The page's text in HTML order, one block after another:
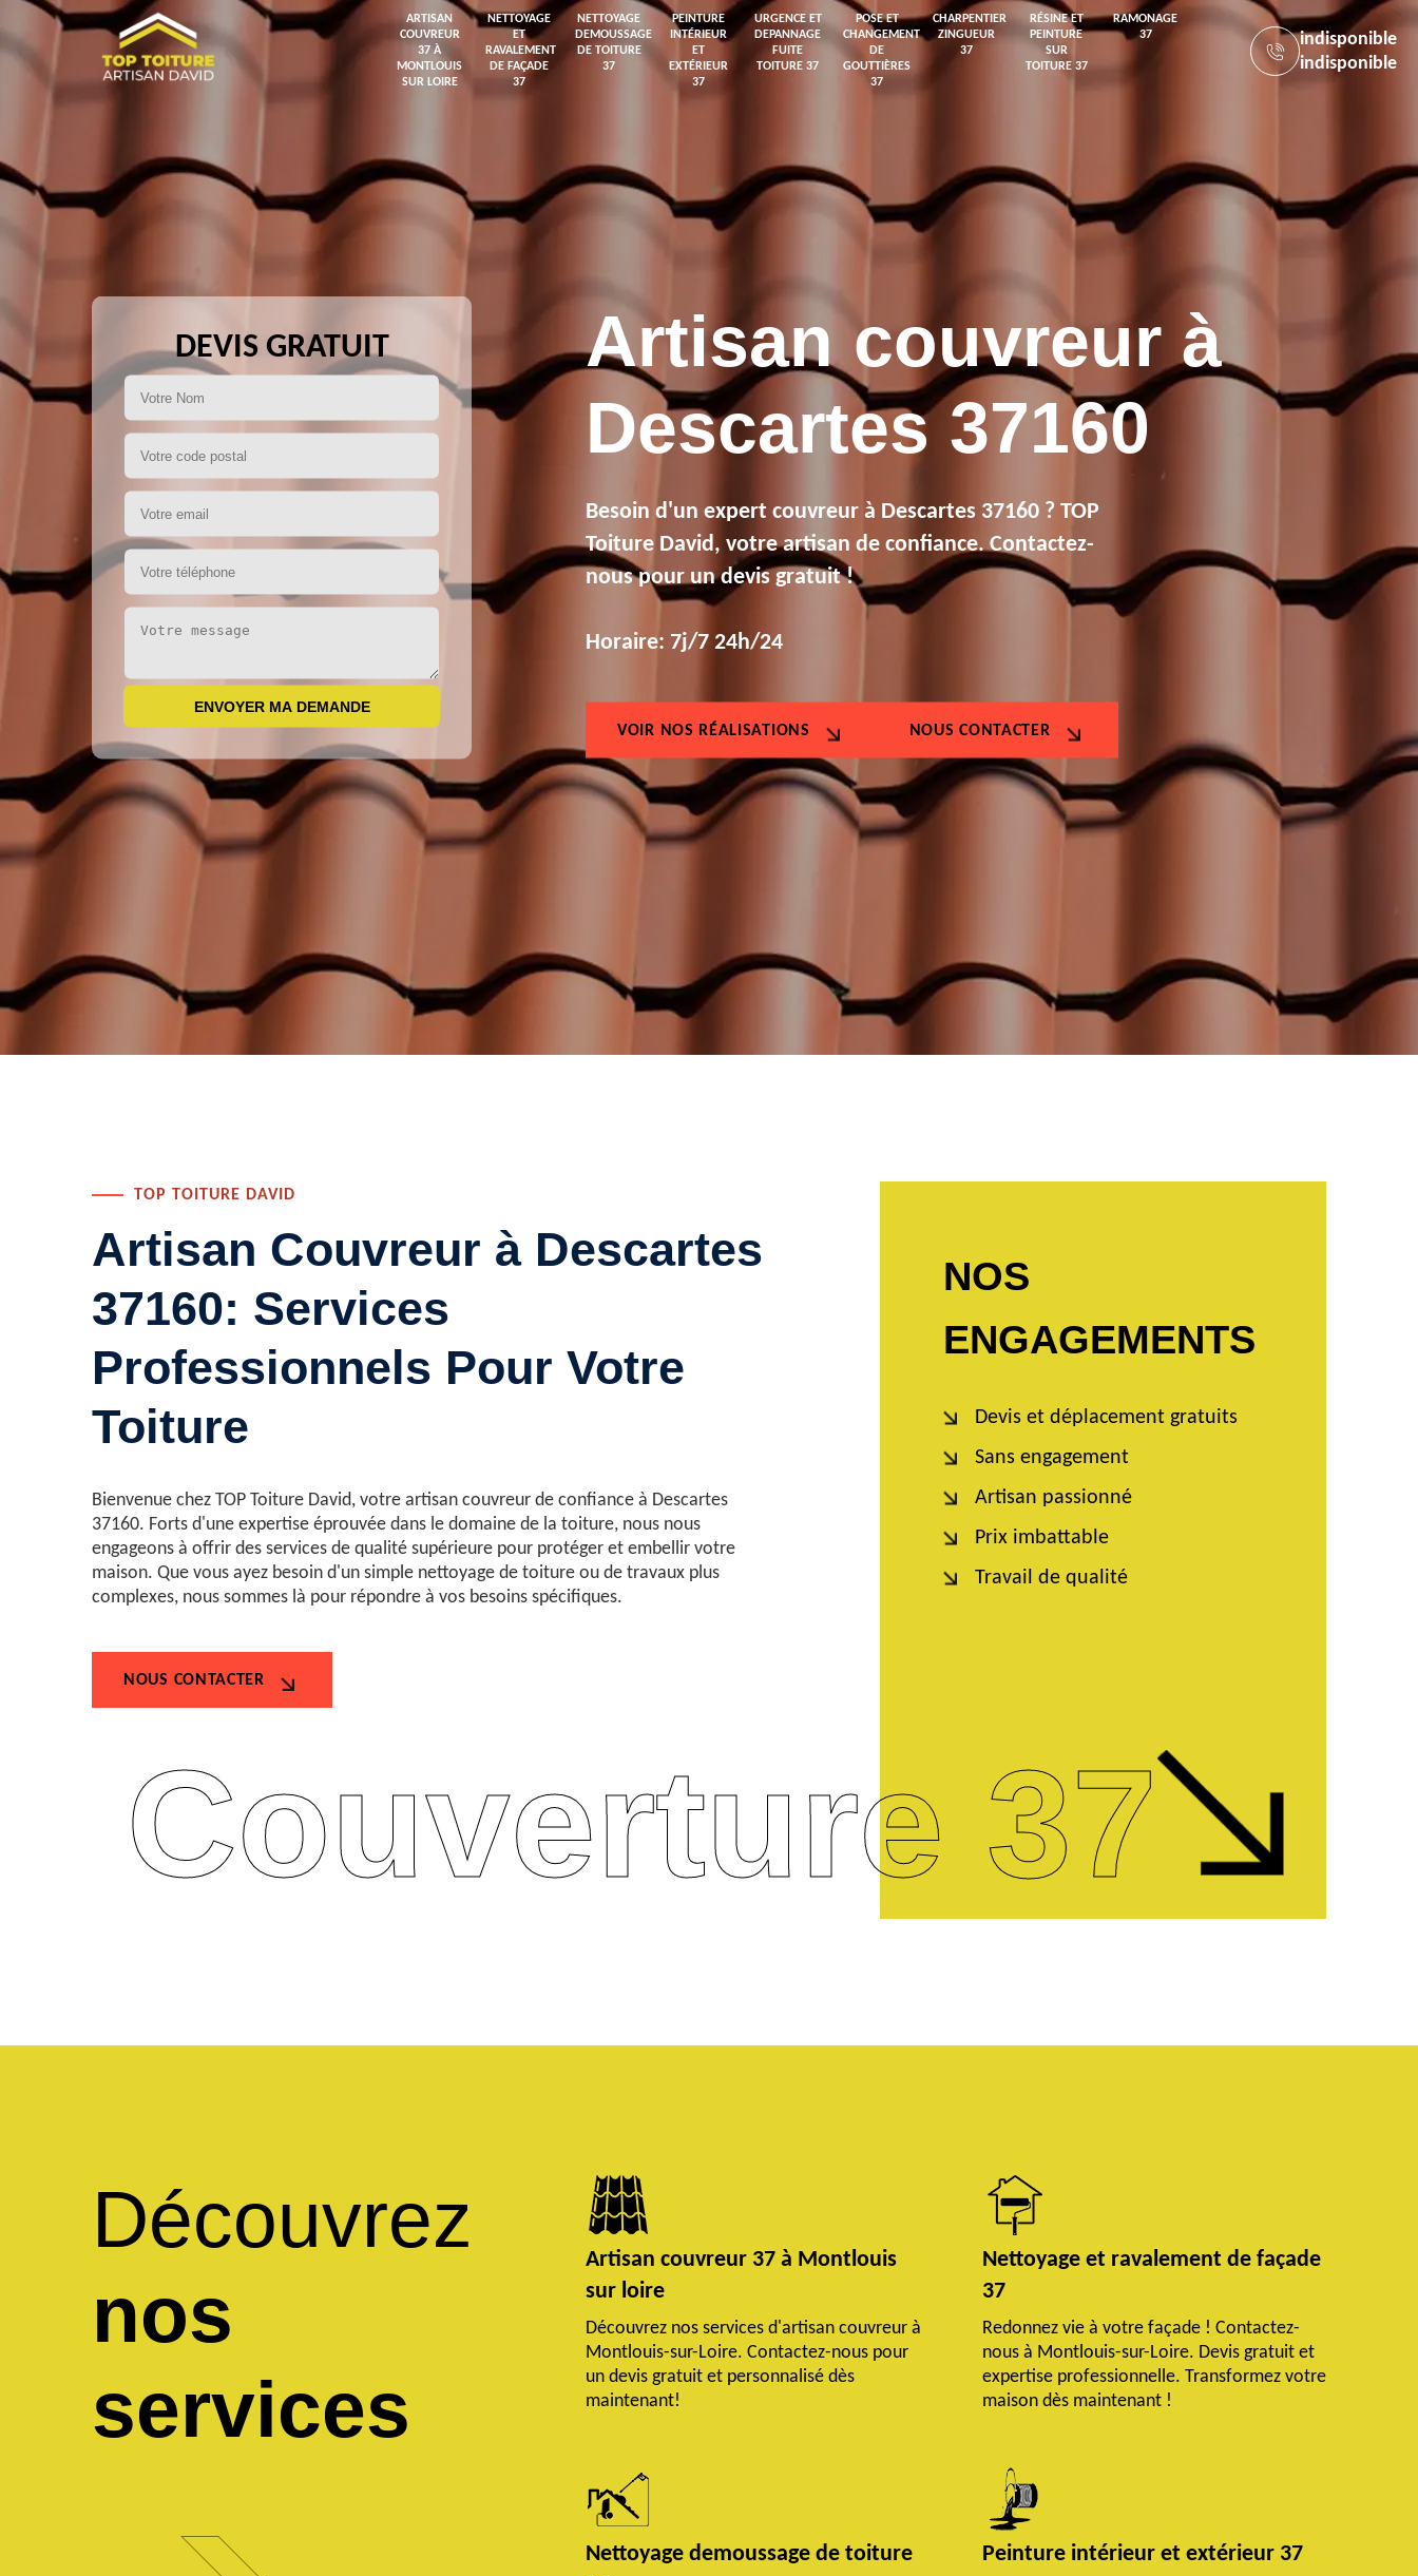
ARTISAN
COUVREUR
37 À
MONTLOUIS
SUR LOIRE
NETTOYAGE
ET
RAVALEMENT
DE FAÇADE
37
NETTOYAGE
DEMOUSSAGE
DE TOITURE
37
PEINTURE
INTÉRIEUR
ET
EXTÉRIEUR
37
URGENCE ET
DEPANNAGE
FUITE
TOITURE 37
POSE ET
CHANGEMENT
DE
GOUTTIÈRES
37
CHARPENTIER
ZINGUEUR
37
RÉSINE ET
PEINTURE
SUR
TOITURE 37
RAMONAGE
37
indisponible
indisponible
DEVIS GRATUIT
Artisan couvreur à
Descartes 37160
Besoin d'un expert couvreur à Descartes 37160 ? TOP
Toiture David, votre artisan de confiance. Contactez-
nous pour un devis gratuit !
Horaire: 7j/7 24h/24
VOIR NOS RÉALISATIONS NOUS CONTACTER
TOP TOITURE DAVID
Artisan Couvreur à Descartes
37160: Services
Professionnels Pour Votre
Toiture
Bienvenue chez TOP Toiture David, votre artisan couvreur de confiance à Descartes
37160. Forts d'une expertise éprouvée dans le domaine de la toiture, nous nous
engageons à offrir des services de qualité supérieure pour protéger et embellir votre
maison. Que vous ayez besoin d'un simple nettoyage de toiture ou de travaux plus
complexes, nous sommes là pour répondre à vos besoins spécifiques.
NOUS CONTACTER
NOS
ENGAGEMENTS
Devis et déplacement gratuits
Sans engagement
Artisan passionné
Prix imbattable
Travail de qualité
Couverture 37
Découvrez
nos
services
Artisan couvreur 37 à Montlouis
sur loire
Découvrez nos services d'artisan couvreur à
Montlouis-sur-Loire. Contactez-nous pour
un devis gratuit et personnalisé dès
maintenant!
Nettoyage et ravalement de façade
37
Redonnez vie à votre façade ! Contactez-
nous à Montlouis-sur-Loire. Devis gratuit et
expertise professionnelle. Transformez votre
maison dès maintenant !
Nettoyage demoussage de toiture
Peinture intérieur et extérieur 37